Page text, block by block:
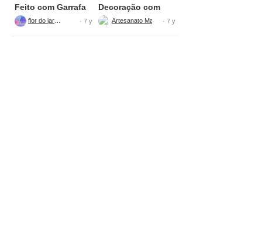
Feito com Garrafa
de Sabão
· 7 y
Decoração com
Bandeja de Isopor· 7 y